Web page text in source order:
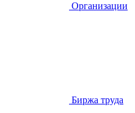
Организации
Биржа труда